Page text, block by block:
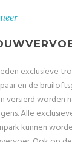
exclusieve
en de
versierd worden
Alle
kunnen